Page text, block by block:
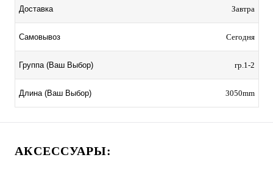
Доставка Завтра
Самовывоз Сегодня
Группа (Ваш Выбор) гр.1-2
Длина (Ваш Выбор) 3050mm
АКСЕССУАРЫ: